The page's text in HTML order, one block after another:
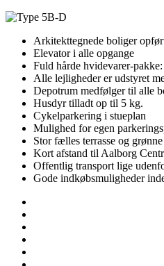
Arkitekttegnede boliger
Elevator i alle opgange
Fuld hårde hvidevarer-
Alle lejligheder er udstyret
Depotrum medfølger til alle
Husdyr tilladt op til 5 kg.
Cykelparkering i stueplan
Mulighed for egen
Stor fælles terrasse og
Kort afstand til Aalborg
Offentlig transport lige
Gode indkøbsmuligheder